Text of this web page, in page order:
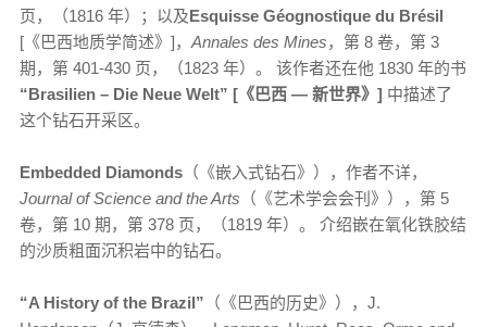
页，（1816 年）；以及Esquisse Géognostique du Brésil
[《巴西地质学简述》]， Annales des Mines，第 8 卷，第 3
期，第 401-430 页，（1823 年）。 该作者还在他 1830 年的书
“Brasilien – Die Neue Welt” [《巴西 — 新世界》] 中描述了
这个钻石开采区。
Embedded Diamonds （《嵌入式钻石》），作者不详，
Journal of Science and the Arts （《艺术学会会刊》），第 5
卷，第 10 期，第 378 页，（1819 年）。 介绍嵌在氧化铁胶结
的沙质粗面沉积岩中的钻石。
“A History of the Brazil” （《巴西的历史》），J.